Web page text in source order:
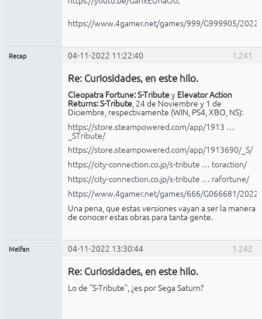
https://www.4gamer.net/games/999/G999905/
1.241
Recap 04-11-2022 11:22:40
Re: Curiosidades, en este hilo.
Cleopatra Fortune: S-Tributey Elevator Action
Returns: S-Tribute , 24 de Noviembre y 1 de
Diciembre, respectivamente (WIN, PS4, XBO, NS):
https://store.steampowered.com/app/1913 …
_STribute/
https://store.steampowered.com/app/1913690/_S/
https://city-connection.co.jp/s-tribute … toraction/
https://city-connection.co.jp/s-tribute … rafortune/
https://www.4gamer.net/games/666/G066681/
Una pena, que estas versiones vayan a ser la manera
de conocer estas obras para tanta gente.
1.242
Melfan 04-11-2022 13:30:44
Re: Curiosidades, en este hilo.
Lo de "S-Tribute", ¿es por Sega Saturn?